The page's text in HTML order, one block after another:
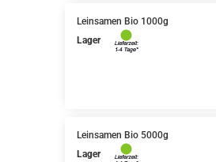
Leinsamen Bio 1000g
Lager
Leinsamen Bio 5000g
Lager